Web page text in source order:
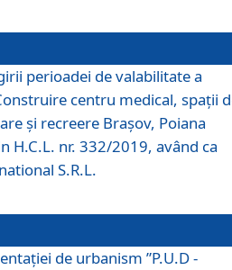
perioadei de valabilitate a
centru medical, spații
și recreere Brașov, Poiana
H.C.L. nr. 332/2019, având ca
S.R.L.
de urbanism ”P.U.D -